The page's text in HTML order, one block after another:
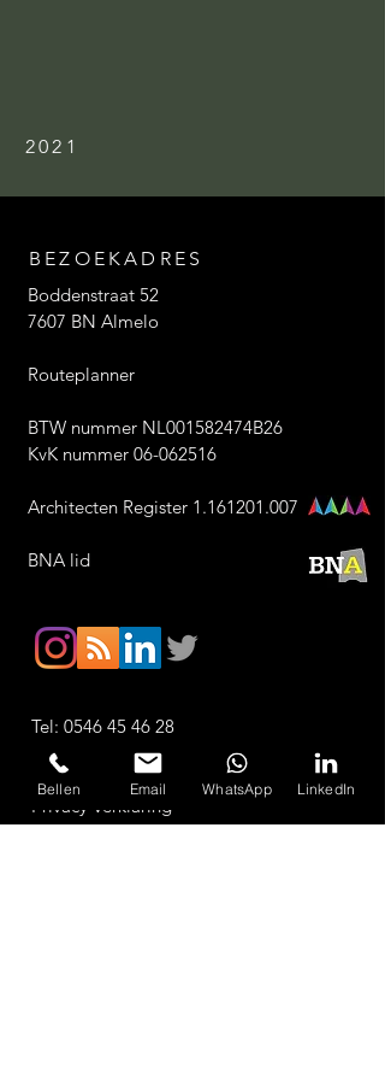
2021
BEZOEKADRES
Boddenstraat 52
7607 BN Almelo
Routeplanner
BTW nummer NL001582474B26
KvK nummer 06-062516
Architecten Register 1.161201.007
BNA lid
Tel: 0546 45 46 28
Email:
info@archivolt.nl
Privacy Verklaring
Bellen Email WhatsApp LinkedIn